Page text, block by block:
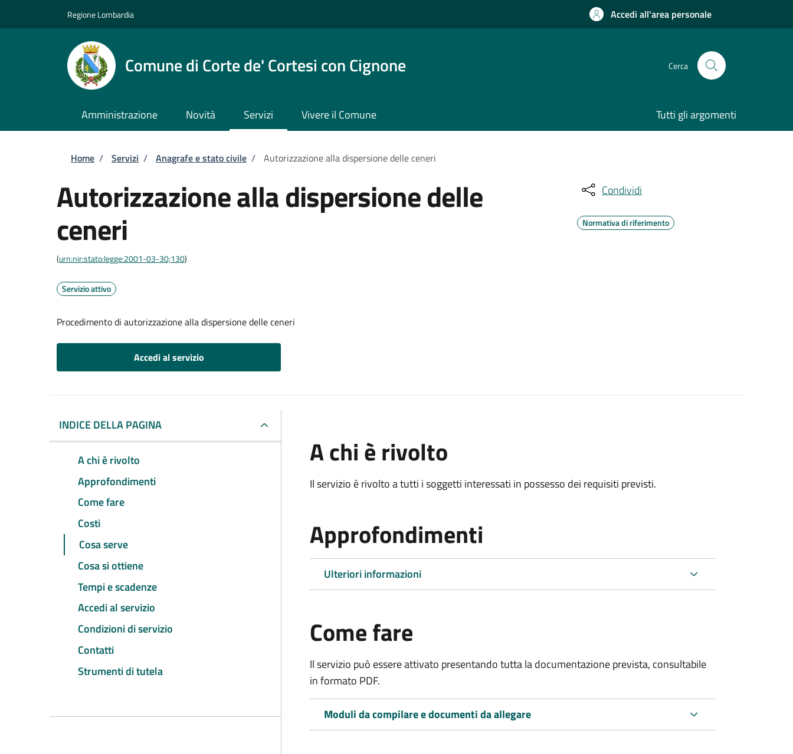
Regione Lombardia Accedi all'area personale
Comune di Corte de' Cortesi con Cignone Cerca
Amministrazione Novità Servizi Vivere il Comune Tutti gli argomenti
Briciole di pane
Home / Servizi / Anagrafe e stato civile / Autorizzazione alla dispersione delle ceneri
Autorizzazione alla dispersione delle
ceneri
(urn:nir:stato:legge:2001-03-30;130)
Servizio attivo
Procedimento di autorizzazione alla dispersione delle ceneri
Accedi al servizio
Condividi
Normativa di riferimento
INDICE DELLA PAGINA
A chi è rivolto
Approfondimenti
Come fare
Costi
Cosa serve
Cosa si ottiene
Tempi e scadenze
Accedi al servizio
Condizioni di servizio
Contatti
Strumenti di tutela
A chi è rivolto
Il servizio è rivolto a tutti i soggetti interessati in possesso dei requisiti previsti.
Approfondimenti
Ulteriori informazioni
Come fare
Il servizio può essere attivato presentando tutta la documentazione prevista, consultabile
in formato PDF.
Moduli da compilare e documenti da allegare